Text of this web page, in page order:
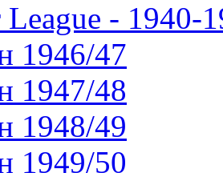
League - 1940-
1946/47
1947/48
1948/49
1949/50